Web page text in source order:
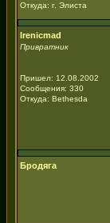
Откуда: г. Элиста
Irenicmad
Привратник
Пришел: 12.08.2002
Сообщения: 330
Откуда: Bethesda
Бродяга